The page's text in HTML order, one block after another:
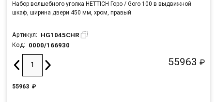
Набор волшебного уголка HETTICH Горо / Goro 100 в выдвижной
шкаф, ширина двери 450 мм, хром, правый
Артикул: HG1045CHR
Код: 0000/166930
55963 ₽
55963 ₽